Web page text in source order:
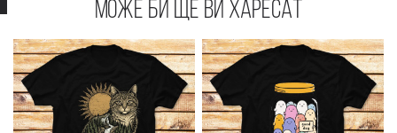
Може би ще ви харесат